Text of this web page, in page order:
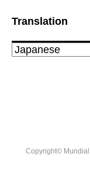
Translation
Copyright© Mundial